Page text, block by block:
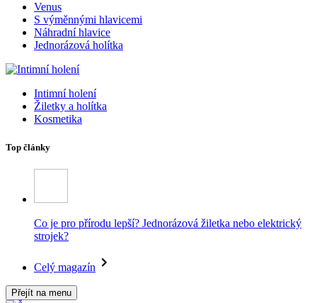
Venus
S výměnnými hlavicemi
Náhradní hlavice
Jednorázová holítka
Intimní holení
Žiletky a holítka
Kosmetika
Top články
Co je pro přírodu lepší? Jednorázová žiletka nebo elektrický
strojek?
Celý magazín
Přejít na menu